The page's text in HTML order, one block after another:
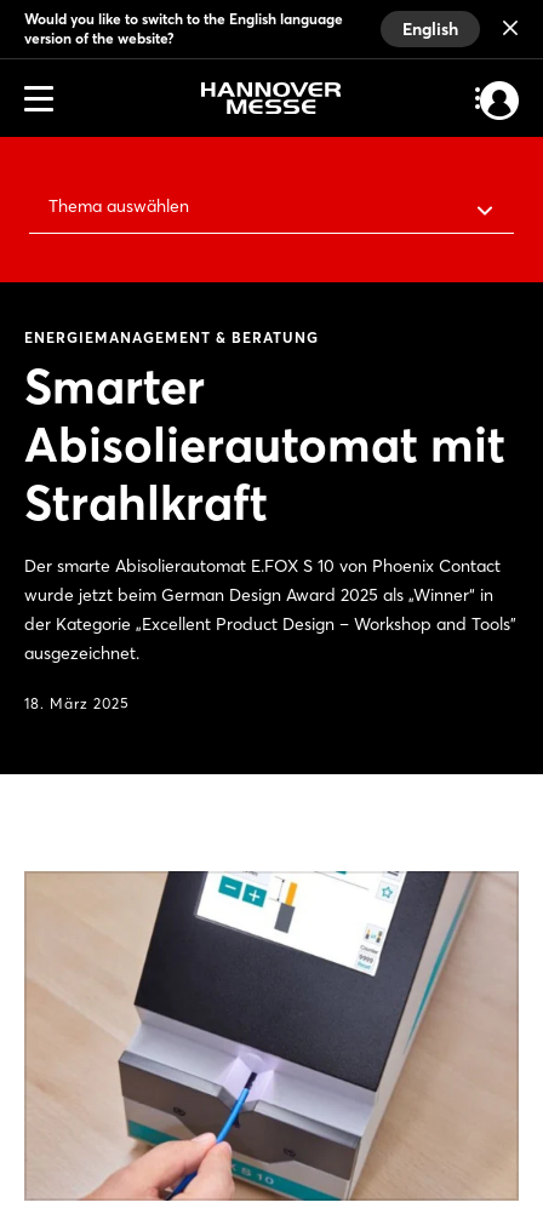
Would you like to switch to the English language
version of the website?
English
Thema auswählen
ENERGIEMANAGEMENT & BERATUNG
Smarter
Abisolierautomat mit
Strahlkraft
Der smarte Abisolierautomat E.FOX S 10 von Phoenix Contact
wurde jetzt beim German Design Award 2025 als „Winner“ in
der Kategorie „Excellent Product Design – Workshop and Tools”
ausgezeichnet.
18. März 2025